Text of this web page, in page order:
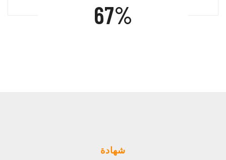
100%
شهادة